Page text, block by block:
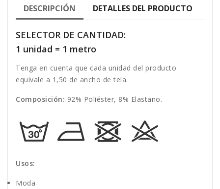
DESCRIPCIÓN DETALLES DEL PRODUCTO
SELECTOR DE CANTIDAD:
1 unidad = 1 metro
Tenga en cuenta que cada unidad del producto
equivale a 1,50 de ancho de tela.
Composición: 92% Poliéster, 8% Elastano.
Usos:
Moda